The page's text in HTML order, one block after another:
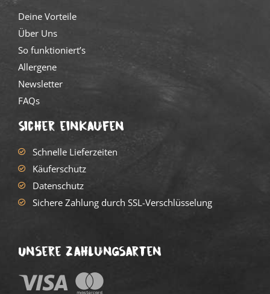
Deine Vorteile
Über Uns
So funktioniert’s
Allergene
Newsletter
FAQs
Sicher einkaufen
Schnelle Lieferzeiten
Käuferschutz
Datenschutz
Sichere Zahlung durch SSL-Verschlüsselung
Unsere Zahlungsarten